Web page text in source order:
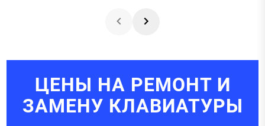
ЦЕНЫ НА РЕМОНТ И
ЗАМЕНУ КЛАВИАТУРЫ